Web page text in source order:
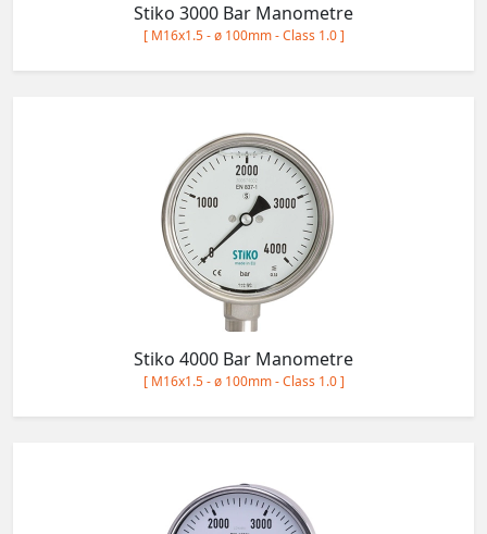
Stiko 3000 Bar Manometre
[ M16x1.5 - ø 100mm - Class 1.0 ]
Stiko 4000 Bar Manometre
[ M16x1.5 - ø 100mm - Class 1.0 ]